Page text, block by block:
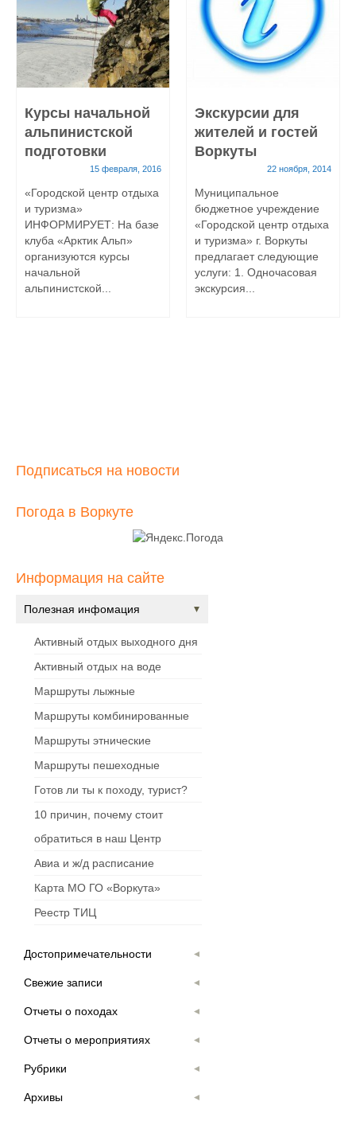
Курсы начальной
альпинистской
подготовки
15 февраля, 2016
«Городской центр отдыха
и туризма»
ИНФОРМИРУЕТ: На базе
клуба «Арктик Альп»
организуются курсы
начальной
альпинистской...
Экскурсии для
жителей и гостей
Воркуты
22 ноября, 2014
Муниципальное
бюджетное учреждение
«Городской центр отдыха
и туризма» г. Воркуты
предлагает следующие
услуги: 1. Одночасовая
экскурсия...
Подписаться на новости
Погода в Воркуте
Информация на сайте
Полезная инфомация
Активный отдых выходного дня
Активный отдых на воде
Маршруты лыжные
Маршруты комбинированные
Маршруты этнические
Маршруты пешеходные
Готов ли ты к походу, турист?
10 причин, почему стоит
обратиться в наш Центр
Авиа и ж/д расписание
Карта МО ГО «Воркута»
Реестр ТИЦ
Достопримечательности
Свежие записи
Отчеты о походах
Отчеты о мероприятиях
Рубрики
Архивы